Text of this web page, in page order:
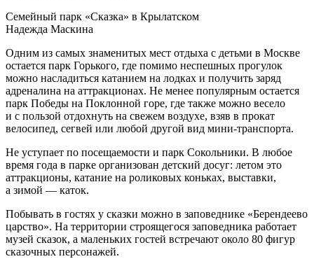
Семейный парк «Сказка» в Крылатском
Надежда Маскина
Одним из самых знаменитых мест отдыха с детьми в Москве
остается парк Горького, где помимо неспешных прогулок
можно насладиться катанием на лодках и получить заряд
адреналина на аттракционах. Не менее популярным остается
парк Победы на Поклонной горе, где также можно весело
и с пользой отдохнуть на свежем воздухе, взяв в прокат
велосипед, сегвей или любой другой вид мини-транспорта.
Не уступает по посещаемости и парк Сокольники. В любое
время года в парке организован детский досуг: летом это
аттракционы, катание на роликовых коньках, выставки,
а зимой — каток.
Побывать в гостях у сказки можно в заповеднике «Берендеево
царство». На территории строящегося заповедника работает
музей сказок, а маленьких гостей встречают около 80 фигур
сказочных персонажей.